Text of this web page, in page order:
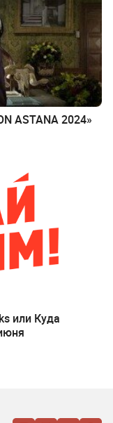
ASTANA 2024»
или Куда